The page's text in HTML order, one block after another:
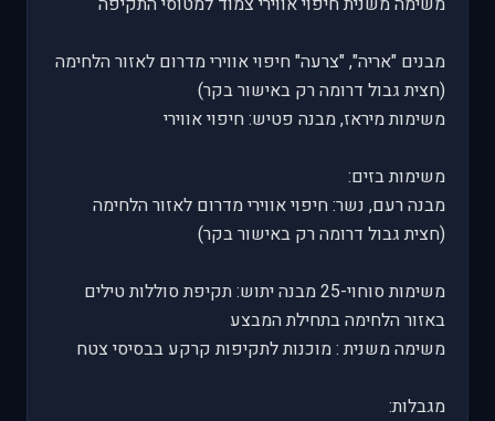
מבנים "אריה", "צרעה" חיפוי אווירי מדרום לאזור הלחימה
(חצית גבול דרומה רק באישור בקר)
משימות מיראז, מבנה פטיש: חיפוי אווירי
משימות בזים:
מבנה רעם, נשר: חיפוי אווירי מדרום לאזור הלחימה
(חצית גבול דרומה רק באישור בקר)
משימות סוחוי-25 מבנה יתוש: תקיפת סוללות טילים
באזור הלחימה בתחילת המבצע
משימה משנית : מוכנות לתקיפות קרקע בבסיסי צטח
מגבלות: